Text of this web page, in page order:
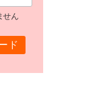
せん